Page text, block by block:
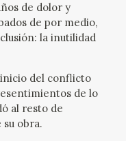
de dolor y
de por medio,
la inutilidad
del conflicto
de lo
al resto de
obra.